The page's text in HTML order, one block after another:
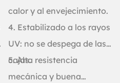
calor y al envejecimiento.
4. Estabilizado a los rayos
UV: no se despega de las
cajas.
5. Alta resistencia
mecánica y buena